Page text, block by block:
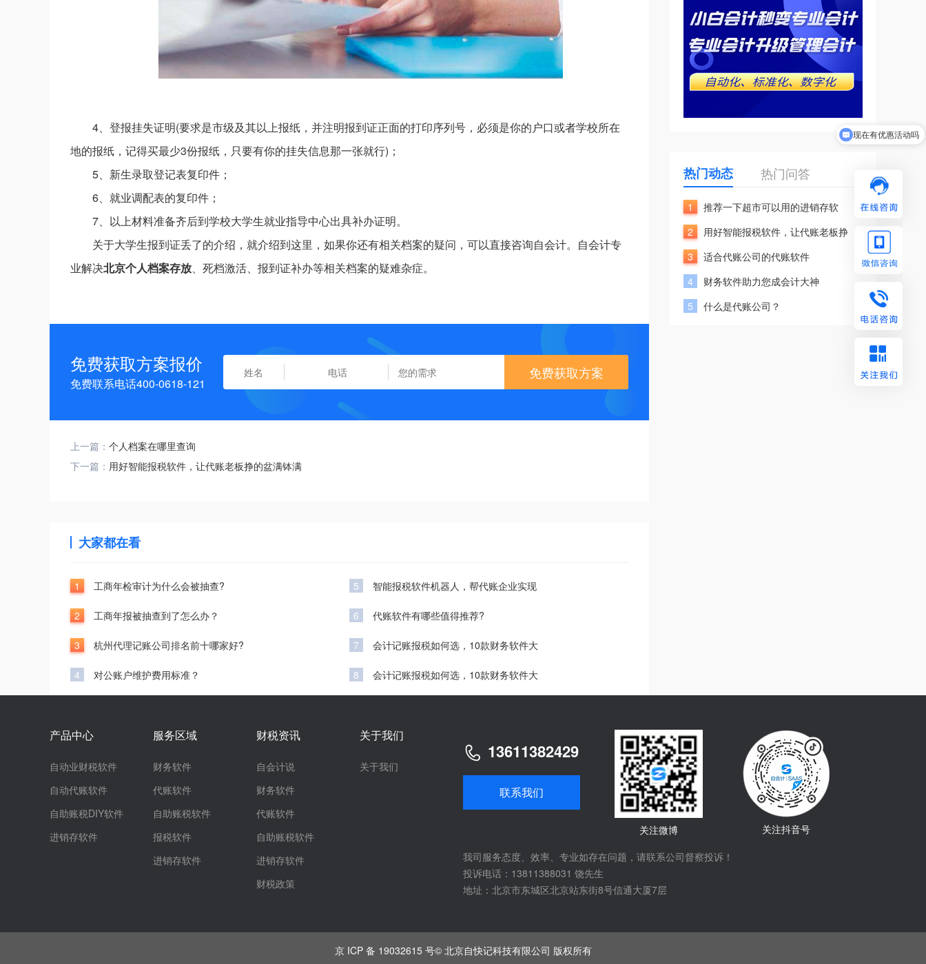
4、登报挂失证明(要求是市级及其以上报纸，并注明报到证正面的打印序列号，必须是你的户口或者学校所在
地的报纸，记得买最少3份报纸，只要有你的挂失信息那一张就行)；
5、新生录取登记表复印件；
6、就业调配表的复印件；
7、以上材料准备齐后到学校大学生就业指导中心出具补办证明。
关于大学生报到证丢了的介绍，就介绍到这里，如果你还有相关档案的疑问，可以直接咨询自会计。自会计专
业解决北京个人档案存放、死档激活、报到证补办等相关档案的疑难杂症。
免费获取方案报价
免费联系电话400-0618-121
免费获取方案
上一篇： 个人档案在哪里查询
下一篇： 用好智能报税软件，让代账老板挣的盆满钵满
大家都在看
1 工商年检审计为什么会被抽查?
2 工商年报被抽查到了怎么办？
3 杭州代理记账公司排名前十哪家好?
4 对公账户维护费用标准？
5 智能报税软件机器人，帮代账企业实现
6 代账软件有哪些值得推荐?
7 会计记账报税如何选，10款财务软件大
8 会计记账报税如何选，10款财务软件大
热门动态 热门问答
1
推荐一下超市可以用的进销存软
2
用好智能报税软件，让代账老板挣
3
适合代账公司的代账软件
4
财务软件助力您成会计大神
5
什么是代账公司？
产品中心
自动业财税软件
自动代账软件
自助账税DIY软件
进销存软件
服务区域
财务软件
代账软件
自助账税软件
报税软件
进销存软件
财税资讯
自会计说
财务软件
代账软件
自助账税软件
进销存软件
财税政策
关于我们
关于我们
13611382429
联系我们
关注微博
关注抖音号
我司服务态度、效率、专业如存在问题，请联系公司督察投诉！
投诉电话：13811388031 饶先生
地址：北京市东城区北京站东街8号信通大厦7层
京 ICP 备 19032615 号© 北京自快记科技有限公司 版权所有
现在有优惠活动吗